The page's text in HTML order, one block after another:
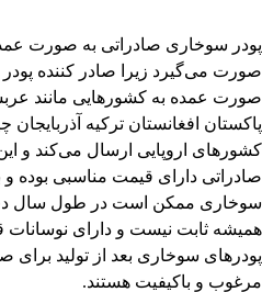
پودر سوخاری صادراتی به صورت
صورت می‌گیرد زیرا صادر کننده پودر
صورت عمده به کشورهایی مانند
پاکستان افغانستان ترکیه آذربایجان
کشورهای اروپایی ارسال می‌کند و
صادراتی دارای قیمت مناسبی بوده
سوخاری ممکن است در طول سال
همیشه ثابت نیست و دارای
پودرهای سوخاری بعد از تولید برای
مرغوب و باکیفیت هستند.